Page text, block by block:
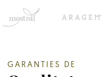
GARANTIES DE